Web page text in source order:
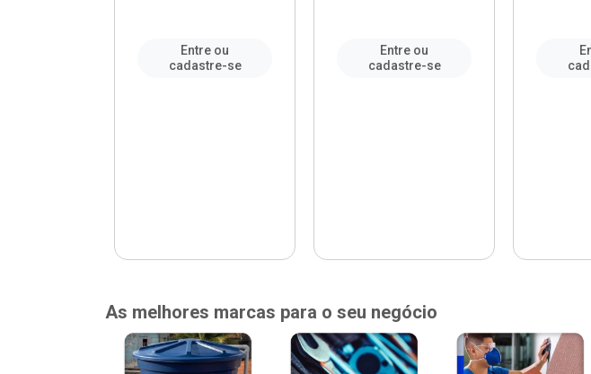
Entre ou
cadastre-se
Entre ou
cadastre-se
As melhores marcas para o seu negócio